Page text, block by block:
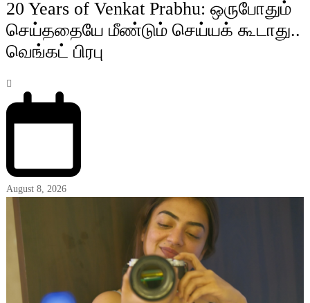
20 Years of Venkat Prabhu: ஒருபோதும்
செய்ததையே மீண்டும் செய்யக் கூடாது..
வெங்கட் பிரபு
August 8, 2026